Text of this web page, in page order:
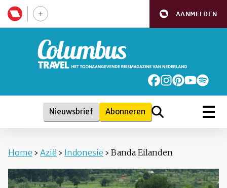
AANMELDEN
Nieuwsbrief Abonneren
Home › Azië › Indonesië › Banda Eilanden